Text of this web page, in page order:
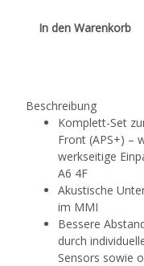
In den Warenkorb
Beschreibung
Komplett-Set
Front (APS+) –
werkseitige
A6 4F
Akustische
im MMI
Bessere
durch
Sensors sowie